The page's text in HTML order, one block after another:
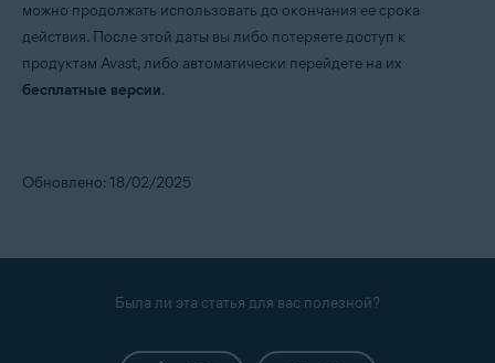
можно продолжать использовать до окончания ее срока
действия. После этой даты вы либо потеряете доступ к
продуктам Avast, либо автоматически перейдете на их
бесплатные версии.
Обновлено: 18/02/2025
Была ли эта статья для вас полезной?